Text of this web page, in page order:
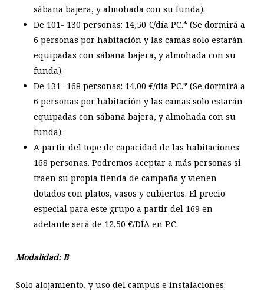
sábana bajera, y almohada con su funda).
De 101- 130 personas: 14,50 €/día PC.* (Se dormirá a
6 personas por habitación y las camas solo estarán
equipadas con sábana bajera, y almohada con su
funda).
De 131- 168 personas: 14,00 €/día PC.* (Se dormirá a
6 personas por habitación y las camas solo estarán
equipadas con sábana bajera, y almohada con su
funda).
A partir del tope de capacidad de las habitaciones
168 personas. Podremos aceptar a más personas si
traen su propia tienda de campaña y vienen
dotados con platos, vasos y cubiertos. El precio
especial para este grupo a partir del 169 en
adelante será de 12,50 €/DÍA en P.C.
Modalidad: B
Solo alojamiento, y uso del campus e instalaciones: